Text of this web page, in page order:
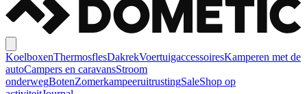
KoelboxenThermosflesDakrekVoertuigaccessoiresKamperen met de
autoCampers en caravansStroom
onderwegBotenZomerkampeeruitrustingSaleShop op